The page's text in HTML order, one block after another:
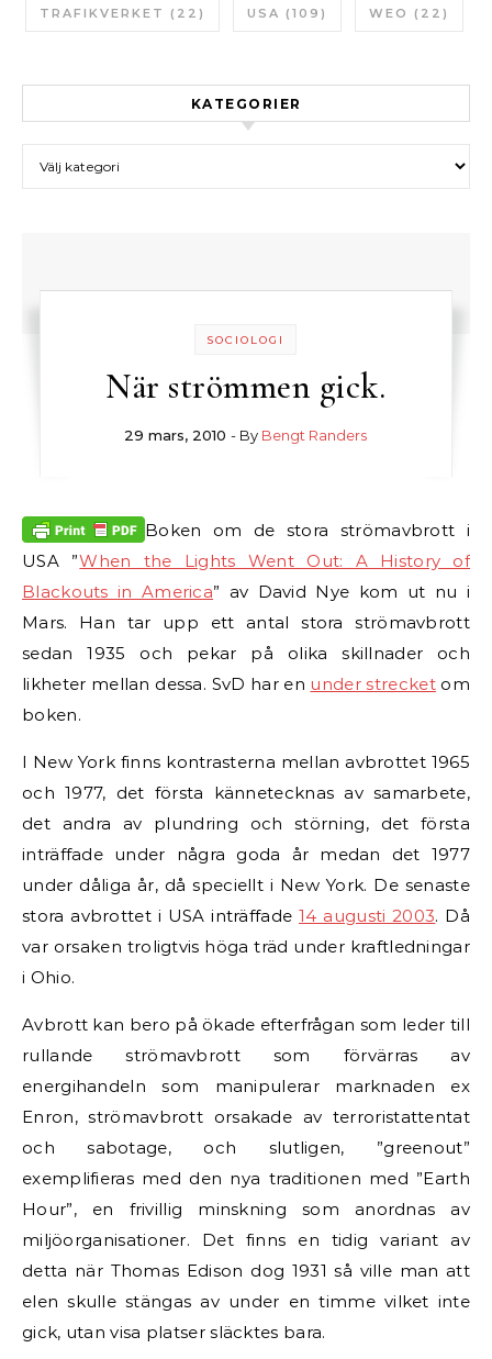
TRAFIKVERKET (22) USA (109) WEO (22)
KATEGORIER
SOCIOLOGI
När strömmen gick.
29 mars, 2010 - By Bengt Randers
Boken om de stora strömavbrott i
USA ”When the Lights Went Out: A History of
Blackouts in America” av David Nye kom ut nu i
Mars. Han tar upp ett antal stora strömavbrott
sedan 1935 och pekar på olika skillnader och
likheter mellan dessa. SvD har en under strecketom
boken.
I New York finns kontrasterna mellan avbrottet 1965
och 1977, det första kännetecknas av samarbete,
det andra av plundring och störning, det första
inträffade under några goda år medan det 1977
under dåliga år, då speciellt i New York. De senaste
stora avbrottet i USA inträffade14 augusti 2003. Då
var orsaken troligtvis höga träd under kraftledningar
i Ohio.
Avbrott kan bero på ökade efterfrågan som leder till
rullande strömavbrott som förvärras av
energihandeln som manipulerar marknaden ex
Enron, strömavbrott orsakade av terroristattentat
och sabotage, och slutligen, ”greenout”
exemplifieras med den nya traditionen med ”Earth
Hour”, en frivillig minskning som anordnas av
miljöorganisationer. Det finns en tidig variant av
detta när Thomas Edison dog 1931 så ville man att
elen skulle stängas av under en timme vilket inte
gick, utan visa platser släcktes bara.